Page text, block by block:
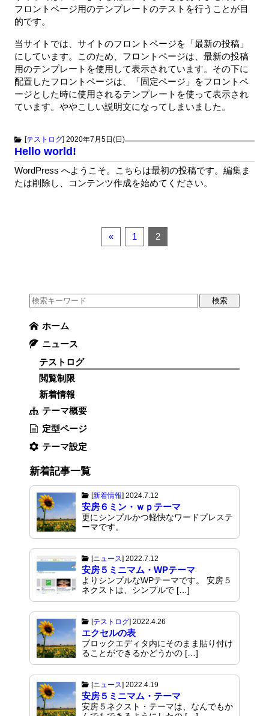
フロントページ用のテンプレートのテストを行うことが目
的です。
当サイトでは、サイトのフロントページを「最新の投稿」
にしています。このため、フロントページは、最新の投稿
用のテンプレートを使用して表示されています。その下に
配置したフロントページは、「固定ページ」をフロントペ
ージとした時に使用されるテンプレートを使って表示され
ています。ややこしい説明文になってしまいました。
[テストログ] 2020年7月5日(日)
Hello world!
WordPress へようこそ。こちらは最初の投稿です。編集ま
たは削除し、コンテンツ作成を始めてください。
« 1 2
ホーム
ニュース
テストログ
閲覧制限
新着情報
テーマ概要
定型ページ
テーマ設定
新着記事一覧
[新着情報] 2024.7.12
安房６ミン・ｗｐテーマ
更にシンプルかつ軽快なワードプレステ
ーマです。
[ニュース] 2022.7.12
安房５ミニマム・WPテーマ
よりシンプルなWPテーマです。 安房５
ネクストは、シンプルで […]
[テストログ] 2022.4.26
エクセルの表
ブロックエディタ内にそのまま貼り付け
ることができるかどうかの […]
[ニュース] 2022.4.19
安房５ミニマム・テーマ
安房５ネクスト・テーマは、なんでもか